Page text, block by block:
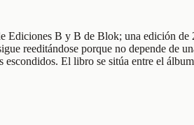
Ediciones B y B de Blok; una edición
reeditándose porque no depende de
El libro se sitúa entre el